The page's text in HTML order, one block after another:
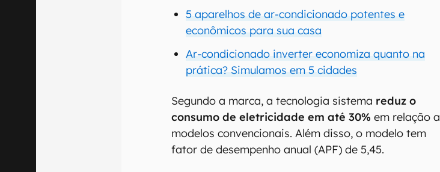
5 aparelhos de ar-condicionado potentes e
econômicos para sua casa
Ar-condicionado inverter economiza quanto na
prática? Simulamos em 5 cidades
Segundo a marca, a tecnologia sistema reduz o
consumo de eletricidade em até 30% em relação a
modelos convencionais. Além disso, o modelo tem
fator de desempenho anual (APF) de 5,45.